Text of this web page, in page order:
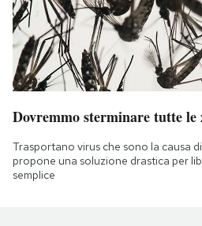
Dovremmo sterminare tutte le
Trasportano virus che sono la causa
propone una soluzione drastica per
semplice